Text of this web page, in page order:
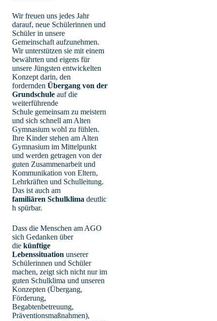
Wir freuen uns jedes Jahr
darauf, neue Schülerinnen und
Schüler in unsere
Gemeinschaft aufzunehmen.
Wir unterstützen sie mit einem
bewährten und eigens für
unsere Jüngsten entwickelten
Konzept darin, den
fordernden Übergang von der
Grundschule auf die
weiterführende
Schule gemeinsam zu meistern
und sich schnell am Alten
Gymnasium wohl zu fühlen.
Ihre Kinder stehen am Alten
Gymnasium im Mittelpunkt
und werden getragen von der
guten Zusammenarbeit und
Kommunikation von Eltern,
Lehrkräften und Schulleitung.
Das ist auch am
familiären Schulklima deutlic
h spürbar.
Dass die Menschen am AGO
sich Gedanken über
die künftige
Lebenssituation unserer
Schülerinnen und Schüler
machen, zeigt sich nicht nur im
guten Schulklima und unseren
Konzepten (Übergang,
Förderung,
Begabtenbetreuung,
Präventionsmaßnahmen),